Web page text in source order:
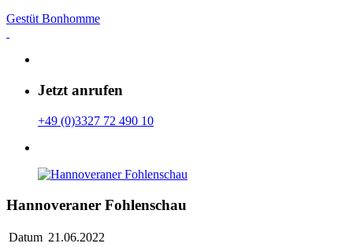
Gestüt Bonhomme
Jetzt anrufen
+49 (0)3327 72 490 10
Hannoveraner Fohlenschau
Datum 21.06.2022